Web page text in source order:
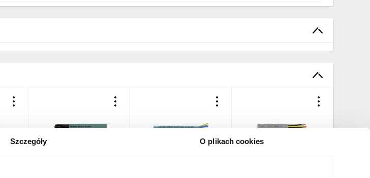
Szczegóły O plikach cookies